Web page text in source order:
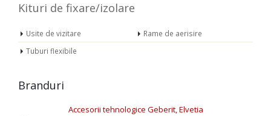
Kituri de fixare/izolare
Usite de vizitare
Rame de aerisire
Tuburi flexibile
Branduri
Accesorii tehnologice Geberit, Elvetia